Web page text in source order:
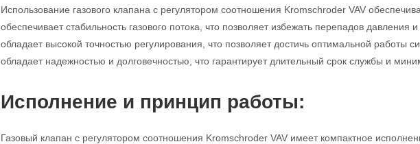
Использование газового клапана с регулятором соотношения Kromschroder VAV
обеспечивает стабильность газового потока, что позволяет избежать перепадов
обладает высокой точностью регулирования, что позволяет достичь оптимальной работы
обладает надежностью и долговечностью, что гарантирует длительный срок службы и
Исполнение и принцип работы:
Газовый клапан с регулятором соотношения Kromschroder VAV имеет компактное